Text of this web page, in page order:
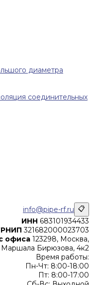
диаметра
соединительных
info@pipe-rf.ru 📋
ИНН 683101934433
321682000023703
офиса 123298, Москва,
Маршала Бирюзова, 4к2
Время работы:
Пн-Чт: 8:00-18:00
Пт: 8:00-17:00